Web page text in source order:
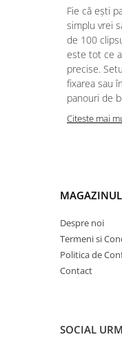
Fie că ești
simplu vrei
de 100
este tot ce
precise.
fixarea sau
panouri de
Citeste mai
Despre noi
Termeni si
Politica de
Contact
SOCIAL